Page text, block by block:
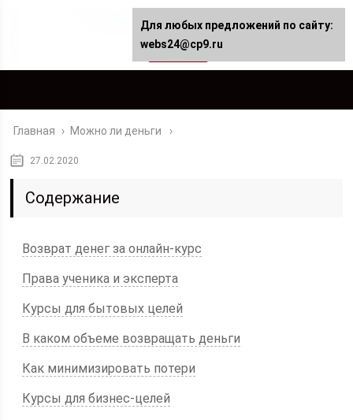
Главная › Можно ли деньги
27.02.2020
Содержание
Возврат денег за онлайн-курс
Права ученика и эксперта
Курсы для бытовых целей
В каком объеме возвращать деньги
Как минимизировать потери
Курсы для бизнес-целей
Для любых предложений по сайту:
webs24@cp9.ru